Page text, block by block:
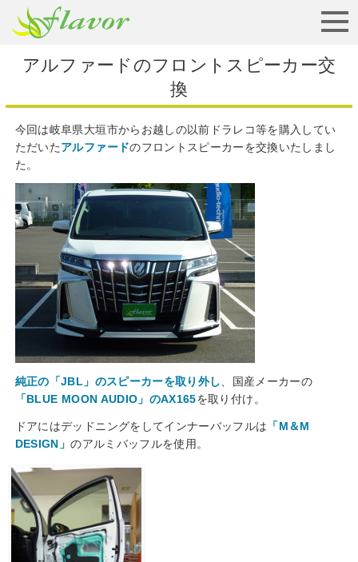
アルファードのフロントスピーカー交
換
今回は岐阜県大垣市からお越しの以前ドラレコ等を購入してい
ただいたアルファードのフロントスピーカーを交換いたしまし
た。
純正の「JBL」のスピーカーを取り外し 、国産メーカーの
「BLUE MOON AUDIO」のAX165を取り付け。
ドアにはデッドニングをしてインナーバッフルは 「M＆M
DESIGN」のアルミバッフルを使用。